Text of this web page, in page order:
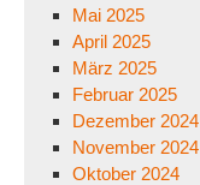
Mai 2025
April 2025
März 2025
Februar 2025
Dezember 2024
November 2024
Oktober 2024